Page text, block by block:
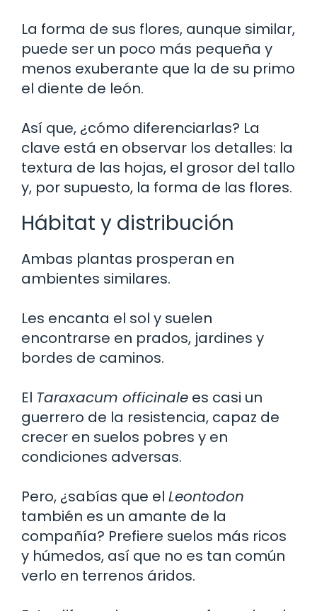
La forma de sus flores, aunque similar,
puede ser un poco más pequeña y
menos exuberante que la de su primo
el diente de león.
Así que, ¿cómo diferenciarlas? La
clave está en observar los detalles: la
textura de las hojas, el grosor del tallo
y, por supuesto, la forma de las flores.
Hábitat y distribución
Ambas plantas prosperan en
ambientes similares.
Les encanta el sol y suelen
encontrarse en prados, jardines y
bordes de caminos.
El Taraxacum officinale es casi un
guerrero de la resistencia, capaz de
crecer en suelos pobres y en
condiciones adversas.
Pero, ¿sabías que el Leontodon
también es un amante de la
compañía? Prefiere suelos más ricos
y húmedos, así que no es tan común
verlo en terrenos áridos.